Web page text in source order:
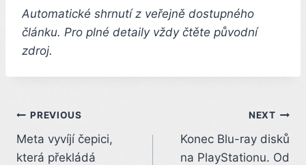
Automatické shrnutí z veřejně dostupného
článku. Pro plné detaily vždy čtěte původní
zdroj.
Post
navigation
PREVIOUS
Meta vyvíjí čepici,
která překládá
NEXT
Konec Blu-ray disků
na PlayStationu. Od